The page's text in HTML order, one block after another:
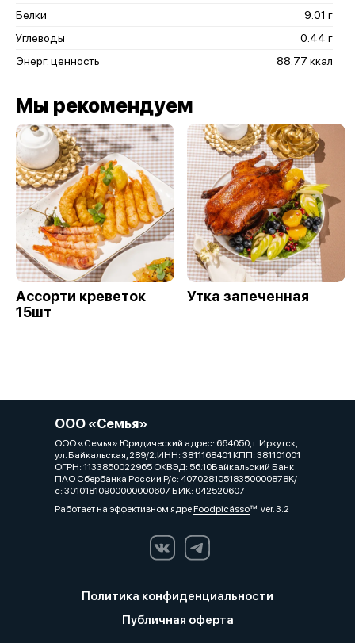
Белки
9.01 г
Углеводы
0.44 г
Энерг. ценность
88.77 ккал
Мы рекомендуем
Ассорти креветок
15шт
Утка запеченная
ООО «Семья»
ООО «Семья» Юридический адрес: 664050, г. Иркутск,
ул. Байкальская, 289/2.ИНН: 3811168401 КПП: 381101001
ОГРН: 1133850022965 ОКВЭД: 56.10Байкальский Банк
ПАО Сбербанка России Р/с: 40702810518350000878К/
с: 30101810900000000607 БИК: 042520607
Работает на эффективном ядреFoodpicássover. 3.2
Политика конфиденциальности
Публичная оферта